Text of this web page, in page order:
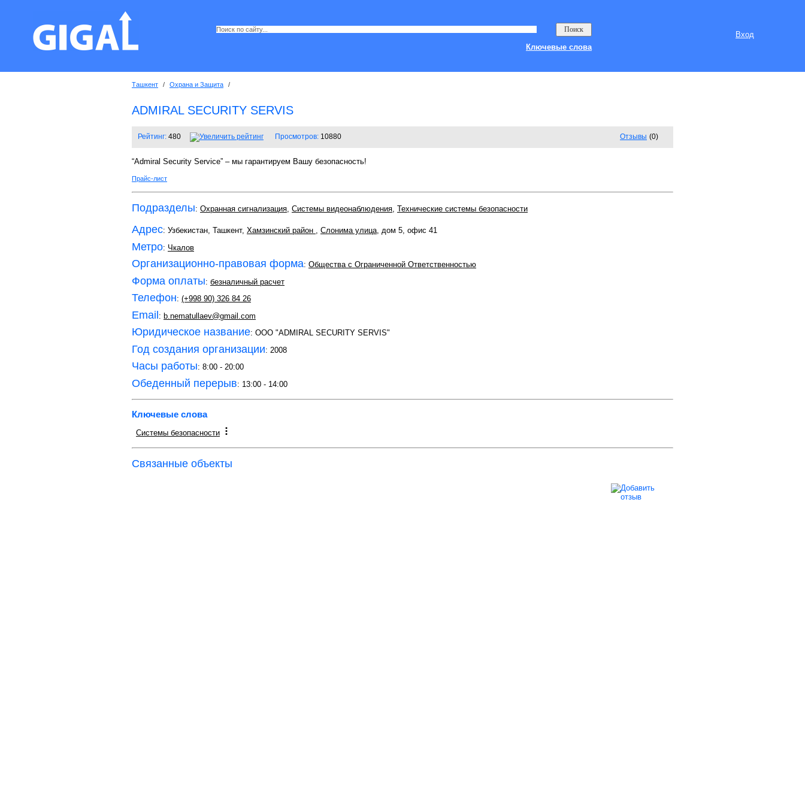
Вход
Ключевые слова
Ташкент / Охрана и Защита /
ADMIRAL SECURITY SERVIS
Рейтинг: 480 Просмотров: 10880 Отзывы (0)
“Admiral Security Service” – мы гарантируем Вашу безопасность!
Прайс-лист
Подразделы: Охранная сигнализация, Системы видеонаблюдения, Технические системы безопасности
Адрес: Узбекистан, Ташкент, Хамзинский район , Слонима улица, дом 5, офис 41
Метро: Чкалов
Организационно-правовая форма: Общества с Ограниченной Ответственностью
Форма оплаты: безналичный расчет
Телефон: (+998 90) 326 84 26
Email: b.nematullaev@gmail.com
Юридическое название: OOO "ADMIRAL SECURITY SERVIS"
Год создания организации: 2008
Часы работы: 8:00 - 20:00
Обеденный перерыв: 13:00 - 14:00
Ключевые слова
Системы безопасности
Связанные объекты